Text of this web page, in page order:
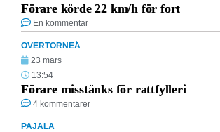
Förare körde 22 km/h för fort
En kommentar
ÖVERTORNEÅ
23 mars
13:54
Förare misstänks för rattfylleri
4 kommentarer
PAJALA